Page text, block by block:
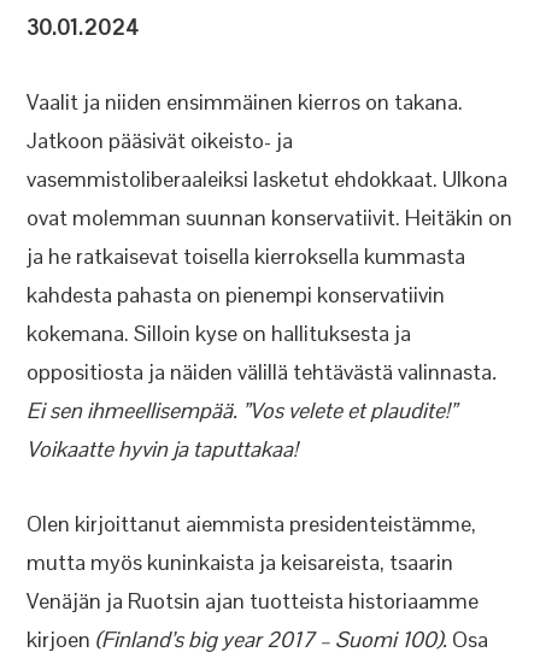
30.01.2024
Vaalit ja niiden ensimmäinen kierros on takana.
Jatkoon pääsivät oikeisto- ja
vasemmistoliberaaleiksi lasketut ehdokkaat. Ulkona
ovat molemman suunnan konservatiivit. Heitäkin on
ja he ratkaisevat toisella kierroksella kummasta
kahdesta pahasta on pienempi konservatiivin
kokemana. Silloin kyse on hallituksesta ja
oppositiosta ja näiden välillä tehtävästä valinnasta.
Ei sen ihmeellisempää. ”Vos velete et plaudite!”
Voikaatte hyvin ja taputtakaa!
Olen kirjoittanut aiemmista presidenteistämme,
mutta myös kuninkaista ja keisareista, tsaarin
Venäjän ja Ruotsin ajan tuotteista historiaamme
kirjoen (Finland’s big year 2017 – Suomi 100). Osa